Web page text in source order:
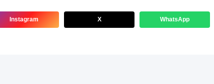
Instagram X WhatsApp